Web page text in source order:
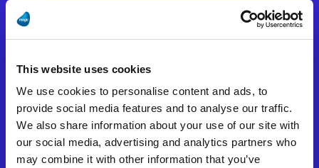
This website uses cookies
We use cookies to personalise content and ads, to
provide social media features and to analyse our traffic.
We also share information about your use of our site with
our social media, advertising and analytics partners who
may combine it with other information that you’ve